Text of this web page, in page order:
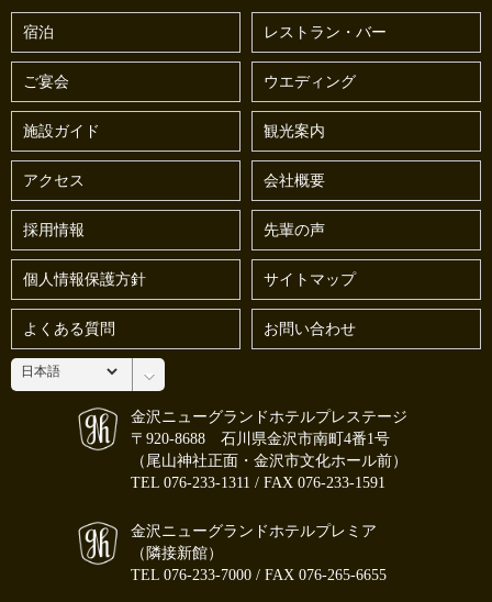
宿泊 レストラン・バー
ご宴会 ウエディング
施設ガイド 観光案内
アクセス 会社概要
採用情報 先輩の声
個人情報保護方針 サイトマップ
よくある質問 お問い合わせ
金沢ニューグランドホテルプレステージ
〒920-8688 石川県金沢市南町4番1号
（尾山神社正面・金沢市文化ホール前）
TEL 076-233-1311 / FAX 076-233-1591
金沢ニューグランドホテルプレミア
（隣接新館）
TEL 076-233-7000 / FAX 076-265-6655